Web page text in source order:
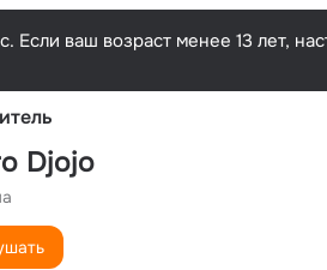
ваш возраст менее 13 лет,
Djojo